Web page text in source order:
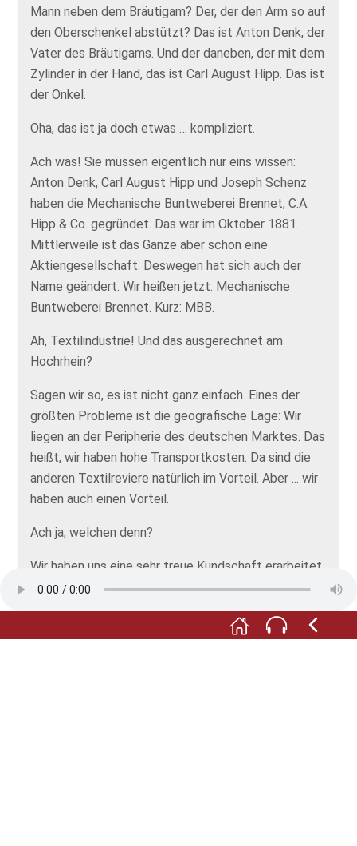
Mann neben dem Bräutigam? Der, der den Arm so auf
den Oberschenkel abstützt? Das ist Anton Denk, der
Vater des Bräutigams. Und der daneben, der mit dem
Zylinder in der Hand, das ist Carl August Hipp. Das ist
der Onkel.
Oha, das ist ja doch etwas … kompliziert.
Ach was! Sie müssen eigentlich nur eins wissen:
Anton Denk, Carl August Hipp und Joseph Schenz
haben die Mechanische Buntweberei Brennet, C.A.
Hipp & Co. gegründet. Das war im Oktober 1881.
Mittlerweile ist das Ganze aber schon eine
Aktiengesellschaft. Deswegen hat sich auch der
Name geändert. Wir heißen jetzt: Mechanische
Buntweberei Brennet. Kurz: MBB.
Ah, Textilindustrie! Und das ausgerechnet am
Hochrhein?
Sagen wir so, es ist nicht ganz einfach. Eines der
größten Probleme ist die geografische Lage: Wir
liegen an der Peripherie des deutschen Marktes. Das
heißt, wir haben hohe Transportkosten. Da sind die
anderen Textilreviere natürlich im Vorteil. Aber ... wir
haben auch einen Vorteil.
Ach ja, welchen denn?
Wir haben uns eine sehr treue Kundschaft erarbeitet.
Unsere Stoffe gehen vor allem nach Württemberg.
Anspruchsvolle Kunden sind das. Kritisch und sehr
streng. Aber halt auch sehr treu und zuverlässig. Die